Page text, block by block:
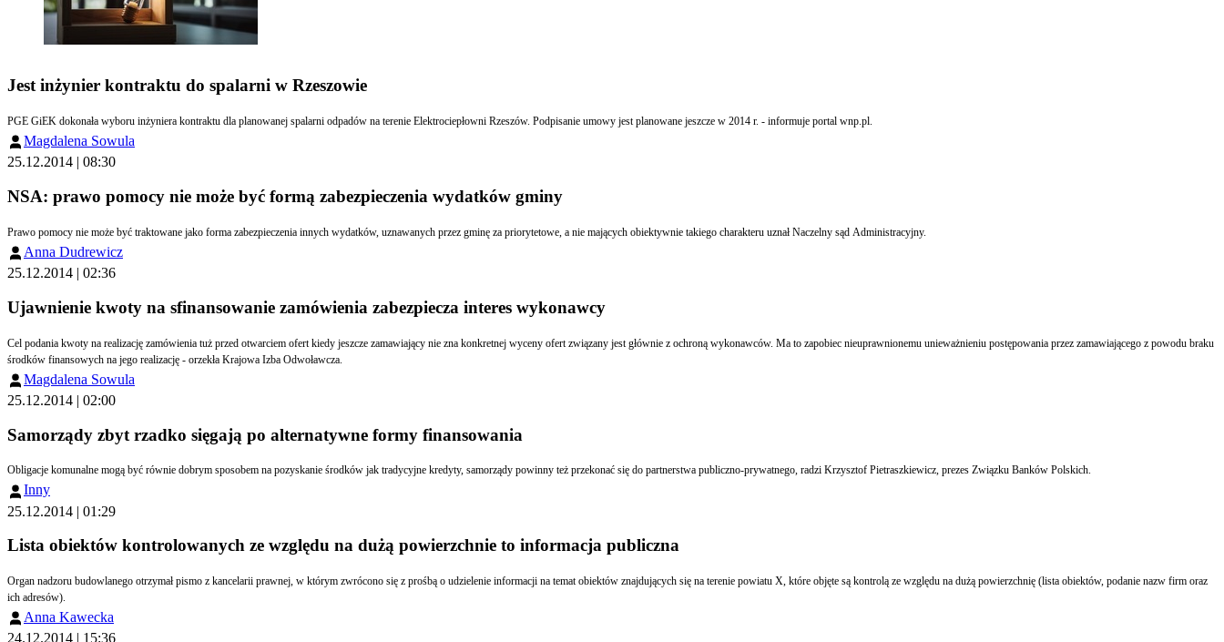
Jest inżynier kontraktu do spalarni w Rzeszowie
PGE GiEK dokonała wyboru inżyniera kontraktu dla planowanej spalarni odpadów na terenie Elektrociepłowni Rzeszów. Podpisanie umowy jest planowane jeszcze w 2014 r. - informuje portal wnp.pl.
Magdalena Sowula
25.12.2014 | 08:30
NSA: prawo pomocy nie może być formą zabezpieczenia wydatków gminy
Prawo pomocy nie może być traktowane jako forma zabezpieczenia innych wydatków, uznawanych przez gminę za priorytetowe, a nie mających obiektywnie takiego charakteru uznał Naczelny sąd Administracyjny.
Anna Dudrewicz
25.12.2014 | 02:36
Ujawnienie kwoty na sfinansowanie zamówienia zabezpiecza interes wykonawcy
Cel podania kwoty na realizację zamówienia tuż przed otwarciem ofert kiedy jeszcze zamawiający nie zna konkretnej wyceny ofert związany jest głównie z ochroną wykonawców. Ma to zapobiec nieuprawnionemu unieważnieniu postępowania przez zamawiającego z powodu braku
środków finansowych na jego realizację - orzekła Krajowa Izba Odwoławcza.
Magdalena Sowula
25.12.2014 | 02:00
Samorządy zbyt rzadko sięgają po alternatywne formy finansowania
Obligacje komunalne mogą być równie dobrym sposobem na pozyskanie środków jak tradycyjne kredyty, samorządy powinny też przekonać się do partnerstwa publiczno-prywatnego, radzi Krzysztof Pietraszkiewicz, prezes Związku Banków Polskich.
Inny
25.12.2014 | 01:29
Lista obiektów kontrolowanych ze względu na dużą powierzchnie to informacja publiczna
Organ nadzoru budowlanego otrzymał pismo z kancelarii prawnej, w którym zwrócono się z prośbą o udzielenie informacji na temat obiektów znajdujących się na terenie powiatu X, które objęte są kontrolą ze względu na dużą powierzchnię (lista obiektów, podanie nazw firm oraz
ich adresów).
Anna Kawecka
24.12.2014 | 15:36